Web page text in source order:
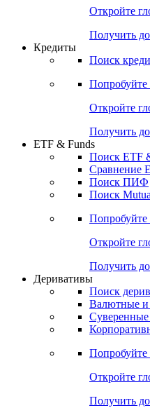
Российские
Попробуйте
Откройте
Получить
Поиск
Попробуйте
Откройте
Получить
ETF & Funds
Сравнение
Поиск
Попробуйте
Откройте
Получить
Деривативы
Валютные и
Попробуйте